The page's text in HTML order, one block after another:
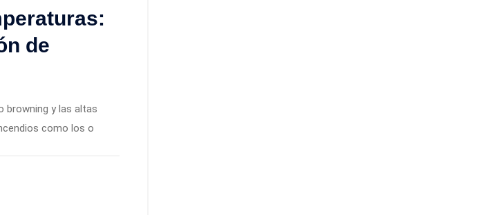
de
browning y las altas
como los o